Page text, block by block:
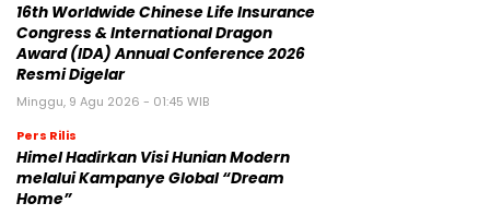
16th Worldwide Chinese Life Insurance
Congress & International Dragon
Award (IDA) Annual Conference 2026
Resmi Digelar
Minggu, 9 Agu 2026 - 01:45 WIB
Pers Rilis
Himel Hadirkan Visi Hunian Modern
melalui Kampanye Global “Dream
Home”